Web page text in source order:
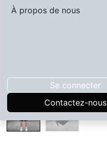
À propos de nous
Se connecter
Contactez-nous